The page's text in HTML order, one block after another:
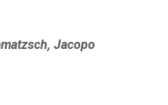
Jacopo